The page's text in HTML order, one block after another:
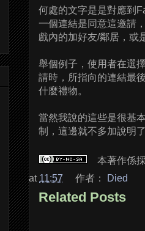
何處的文字是是對應到
一個連結是同意這邀請
戲內的加好友/鄰居，或
舉個例子，使用者在選
請時，所指向的連結最
什麼禮物。
當然我說的這些是很基
制，這邊就不多加說明了
本著作係
at 11:57 作者： Died
Related Posts